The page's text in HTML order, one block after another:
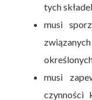
tych
musi
musi
czynności